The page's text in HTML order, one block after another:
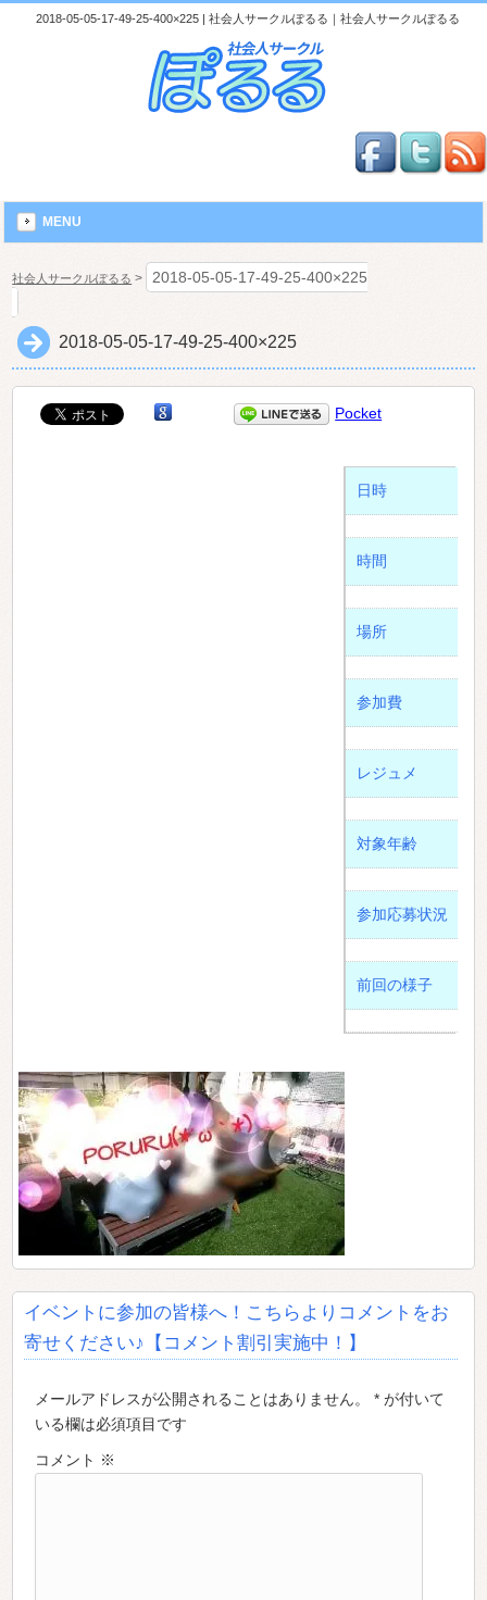
2018-05-05-17-49-25-400×225 | 社会人サークルぽるる｜社会人サークルぽるる
MENU
社会人サークルぽるる > 2018-05-05-17-49-25-400×225
2018-05-05-17-49-25-400×225
Pocket
日時
時間
場所
参加費
レジュメ
対象年齢
参加応募状況
前回の様子
イベントに参加の皆様へ！こちらよりコメントをお
寄せください♪【コメント割引実施中！】
メールアドレスが公開されることはありません。 * が付いて
いる欄は必須項目です
コメント ※